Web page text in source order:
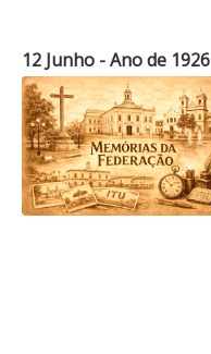
12 Junho - Ano de 1926